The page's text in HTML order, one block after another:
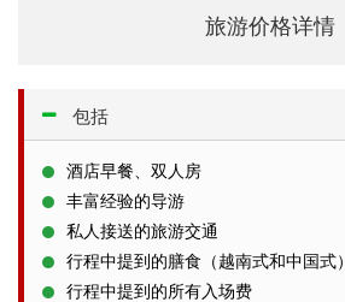
旅游价格详情
包括
酒店早餐、双人房
丰富经验的导游
私人接送的旅游交通
行程中提到的膳食（越南式和中国式）
行程中提到的所有入场费